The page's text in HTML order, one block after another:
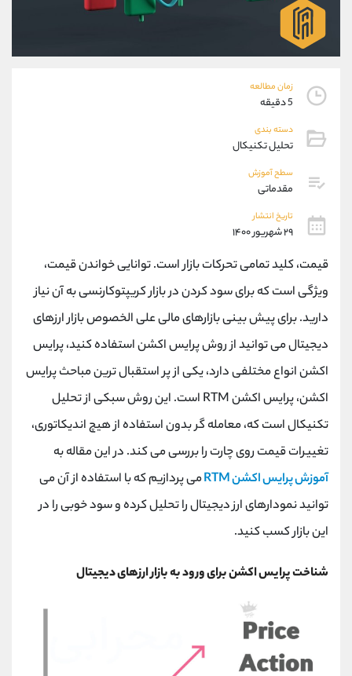
زمان مطالعه
5 دقیقه
دسته بندی
تحلیل تکنیکال
سطح آموزش
مقدماتی
تاریخ انتشار
۲۹ شهریور ۱۴۰۰
قیمت، کلید تمامی تحرکات بازار است. توانایی خواندن قیمت،
ویژگی است که برای سود کردن در بازار کریپتوکارنسی به آن نیاز
دارید. برای پیش بینی بازارهای مالی علی الخصوص بازار ارزهای
دیجیتال می توانید از روش پرایس اکشن استفاده کنید، پرایس
اکشن انواع مختلفی دارد، یکی از پر استقبال ترین مباحث پرایس
اکشن، پرایس اکشن RTM است. این روش سبکی از تحلیل
تکنیکال است که، معامله گر بدون استفاده از هیچ اندیکاتوری،
تغییرات قیمت روی چارت را بررسی می کند. در این مقاله به
آموزش پرایس اکشن RTM
می پردازیم که با استفاده از آن می
توانید نمودارهای ارز دیجیتال را تحلیل کرده و سود خوبی را در
این بازار کسب کنید.
شناخت پرایس اکشن برای ورود به بازار ارزهای دیجیتال
09101364784
واتساپ
تلگرام
پشتیبان فروش
موبایل
واتساپ
داخلی
اطلاعات تماس (دفتر فروش)
021-22021030
بدون پیش شماره 90001030
اینستاگرام @alireza.mehrabii
کانال تلگرام @alirezamehrabi_com